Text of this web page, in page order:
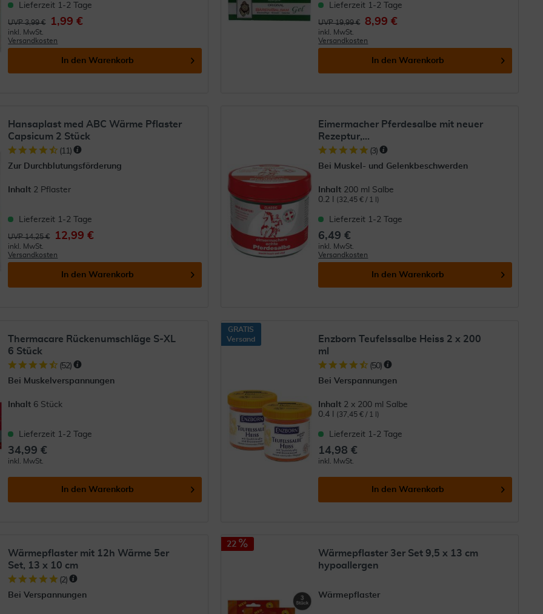
Lieferzeit 1-2 Tage
UVP 3,99 € 1,99 €
inkl. MwSt.
Versandkosten
In den Warenkorb
Lieferzeit 1-2 Tage
UVP 19,99 € 8,99 €
inkl. MwSt.
Versandkosten
In den Warenkorb
Hansaplast med ABC Wärme Pflaster
Capsicum 2 Stück
(11)
Zur Durchblutungsförderung
Inhalt 2 Pflaster
Lieferzeit 1-2 Tage
UVP 14,25 € 12,99 €
inkl. MwSt.
Versandkosten
In den Warenkorb
Eimermacher Pferdesalbe mit neuer
Rezeptur,...
(3)
Bei Muskel- und Gelenkbeschwerden
Inhalt 200 ml Salbe
0.2 l
(32,45 € / 1 l)
Lieferzeit 1-2 Tage
6,49 €
inkl. MwSt.
Versandkosten
In den Warenkorb
Thermacare Rückenumschläge S-XL
6 Stück
(52)
Bei Muskelverspannungen
Inhalt 6 Stück
Lieferzeit 1-2 Tage
34,99 €
inkl. MwSt.
In den Warenkorb
GRATIS
Versand
Enzborn Teufelssalbe Heiss 2 x 200
ml
(50)
Bei Verspannungen
Inhalt 2 x 200 ml Salbe
0.4 l
(37,45 € / 1 l)
Lieferzeit 1-2 Tage
14,98 €
inkl. MwSt.
In den Warenkorb
Wärmepflaster mit 12h Wärme 5er
Set, 13 x 10 cm
(2)
Bei Verspannungen
22
Wärmepflaster 3er Set 9,5 x 13 cm
hypoallergen
Wärmepflaster